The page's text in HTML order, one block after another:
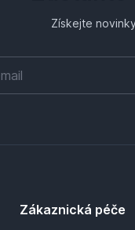
Získejte
Zákaznická péče